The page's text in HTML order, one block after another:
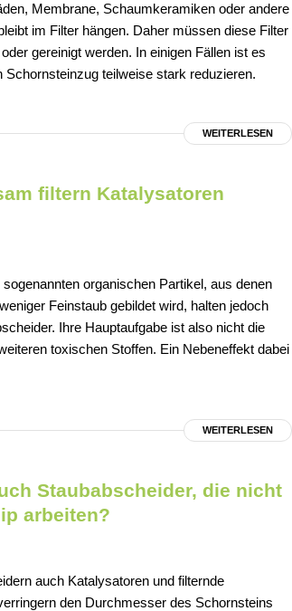
Membrane, Schaumkeramiken oder andere
im Filter hängen. Daher müssen diese Filter
gereinigt werden. In einigen Fällen ist es
Schornsteinzug teilweise stark reduzieren.
WEITERLESEN
filtern Katalysatoren
organischen Partikel, aus denen
Feinstaub gebildet wird, halten jedoch
Ihre Hauptaufgabe ist also nicht die
toxischen Stoffen. Ein Nebeneffekt dabei
WEITERLESEN
Staubabscheider, die nicht
arbeiten?
auch Katalysatoren und filternde
den Durchmesser des Schornsteins